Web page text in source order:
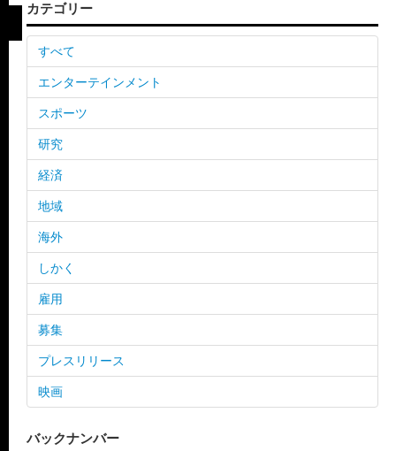
カテゴリー
すべて
エンターテインメント
スポーツ
研究
経済
地域
海外
しかく
雇用
募集
プレスリリース
映画
バックナンバー